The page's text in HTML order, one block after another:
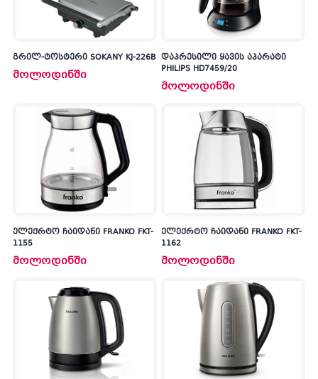
გრილ-ტოსტერი SOKANY KJ-226B
მოლოდინში
დაპრესილი ყავის აპარატი
PHILIPS HD7459/20
მოლოდინში
ელექრტო ჩაიდანი FRANKO FKT-
1155
მოლოდინში
ელექრტო ჩაიდანი FRANKO FKT-
1162
მოლოდინში